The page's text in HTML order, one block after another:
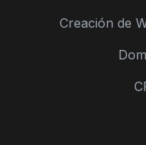
Creación de